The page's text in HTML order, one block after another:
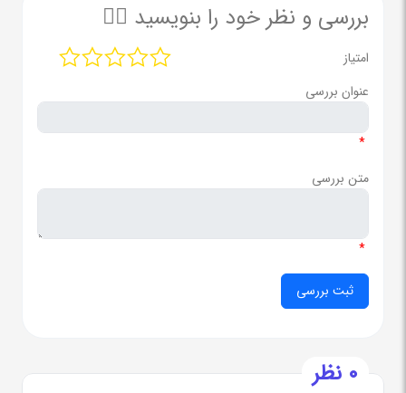
بررسی و نظر خود را بنویسید ✍🏻
امتیاز
عنوان بررسی
*
متن بررسی
*
0 نظر